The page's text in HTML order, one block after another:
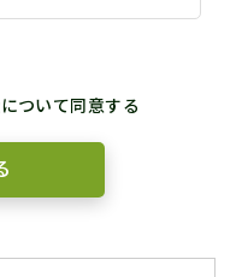
ついて同意する